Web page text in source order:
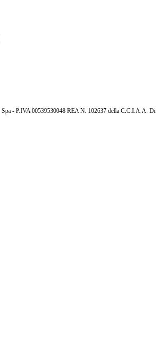
- P.IVA 00539530048 REA N. 102637 della C.C.I.A.A.